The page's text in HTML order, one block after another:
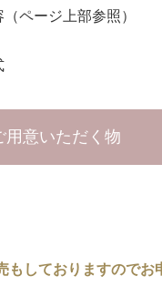
ページ上部参照）
用意いただく物
もしておりますのでお